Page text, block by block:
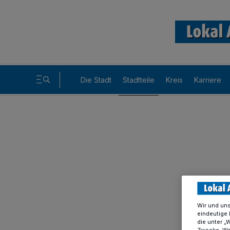
Die Stadt Stadtteile Kreis Karriere
Wir und
eindeutige
die unter